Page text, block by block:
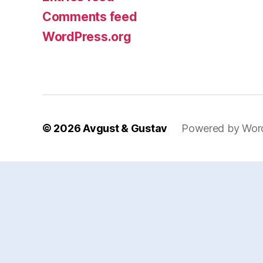
Comments feed
WordPress.org
© 2026Avgust & Gustav Powered by